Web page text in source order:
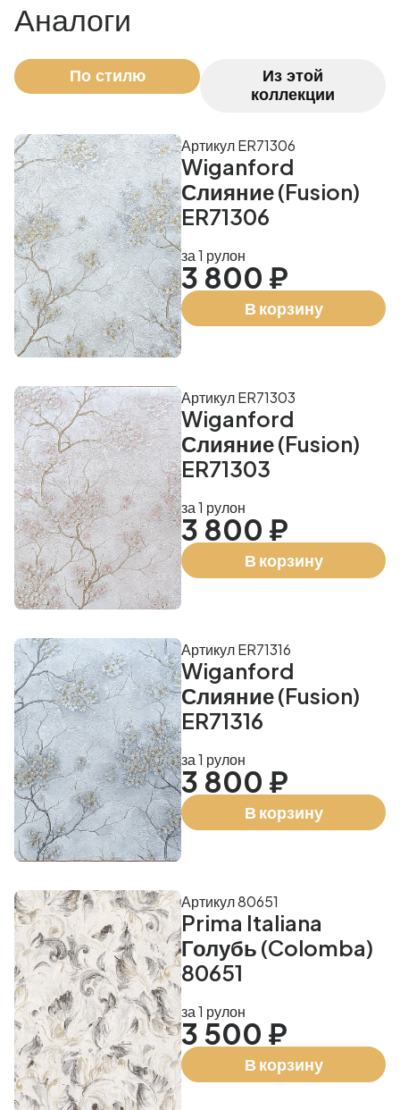
Аналоги
По стилю
Из этой
коллекции
Wiganford
Слияние (Fusion)
ER71306
Артикул ER71306
за 1 рулон
3 800 ₽
В корзину
Wiganford
Слияние (Fusion)
ER71303
Артикул ER71303
за 1 рулон
3 800 ₽
В корзину
Wiganford
Слияние (Fusion)
ER71316
Артикул ER71316
за 1 рулон
3 800 ₽
В корзину
Prima Italiana
Голубь (Colomba)
80651
Артикул 80651
за 1 рулон
3 500 ₽
В корзину